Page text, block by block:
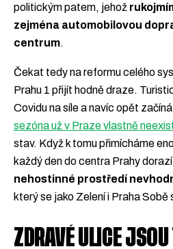
politickým patem, jehož
zejména automobilovou
centrum.
Čekat tedy na reformu celého
Prahu 1 přijít hodně draze.
Covidu na síle a navíc opět
sezóna už v Praze vlastně
stav. Když k tomu přimícháme
každý den do centra Prahy
nehostinné prostředí
který se jako Zelení i Praha Sobě
ZDRAVÉ ULICE JSOU